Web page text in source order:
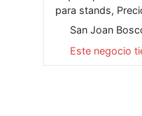
para stands,
San Joan
Este negocio